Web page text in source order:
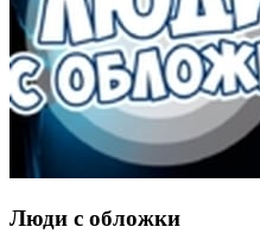
Люди с обложки